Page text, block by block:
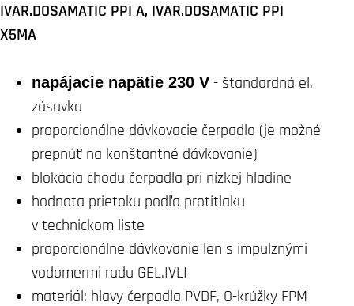
IVAR.DOSAMATIC PPI A, IVAR.DOSAMATIC PPI
X5MA
napájacie napätie 230 V - štandardná el.
zásuvka
proporcionálne dávkovacie čerpadlo (je možné
prepnúť na konštantné dávkovanie)
blokácia chodu čerpadla pri nízkej hladine
hodnota prietoku podľa protitlaku
v technickom liste
proporcionálne dávkovanie len s impulznými
vodomermi radu GEL.IVLI
materiál: hlavy čerpadla PVDF, O-krúžky FPM